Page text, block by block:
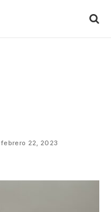
febrero 22, 2023